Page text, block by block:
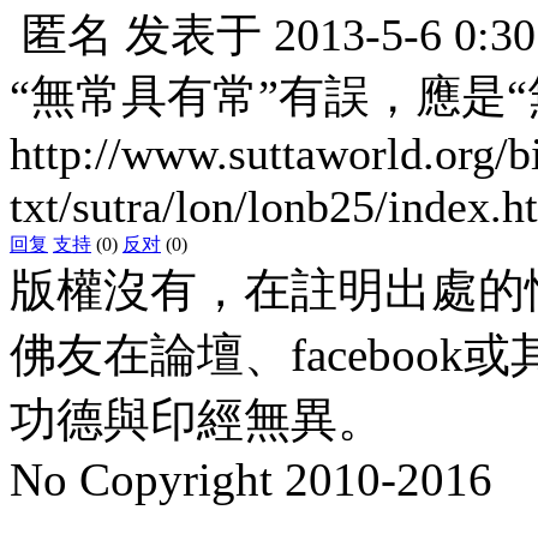
匿名 发表于 2013-5-6
“無常具有常”有誤，應是
http://www.suttaworld.org/
txt/sutra/lon/lonb25/
回复 支持 (0) 反对 (0)
版權沒有，在註明出處
佛友在論壇、facebook
功德與印經無異。
No Copyright 2010-2016